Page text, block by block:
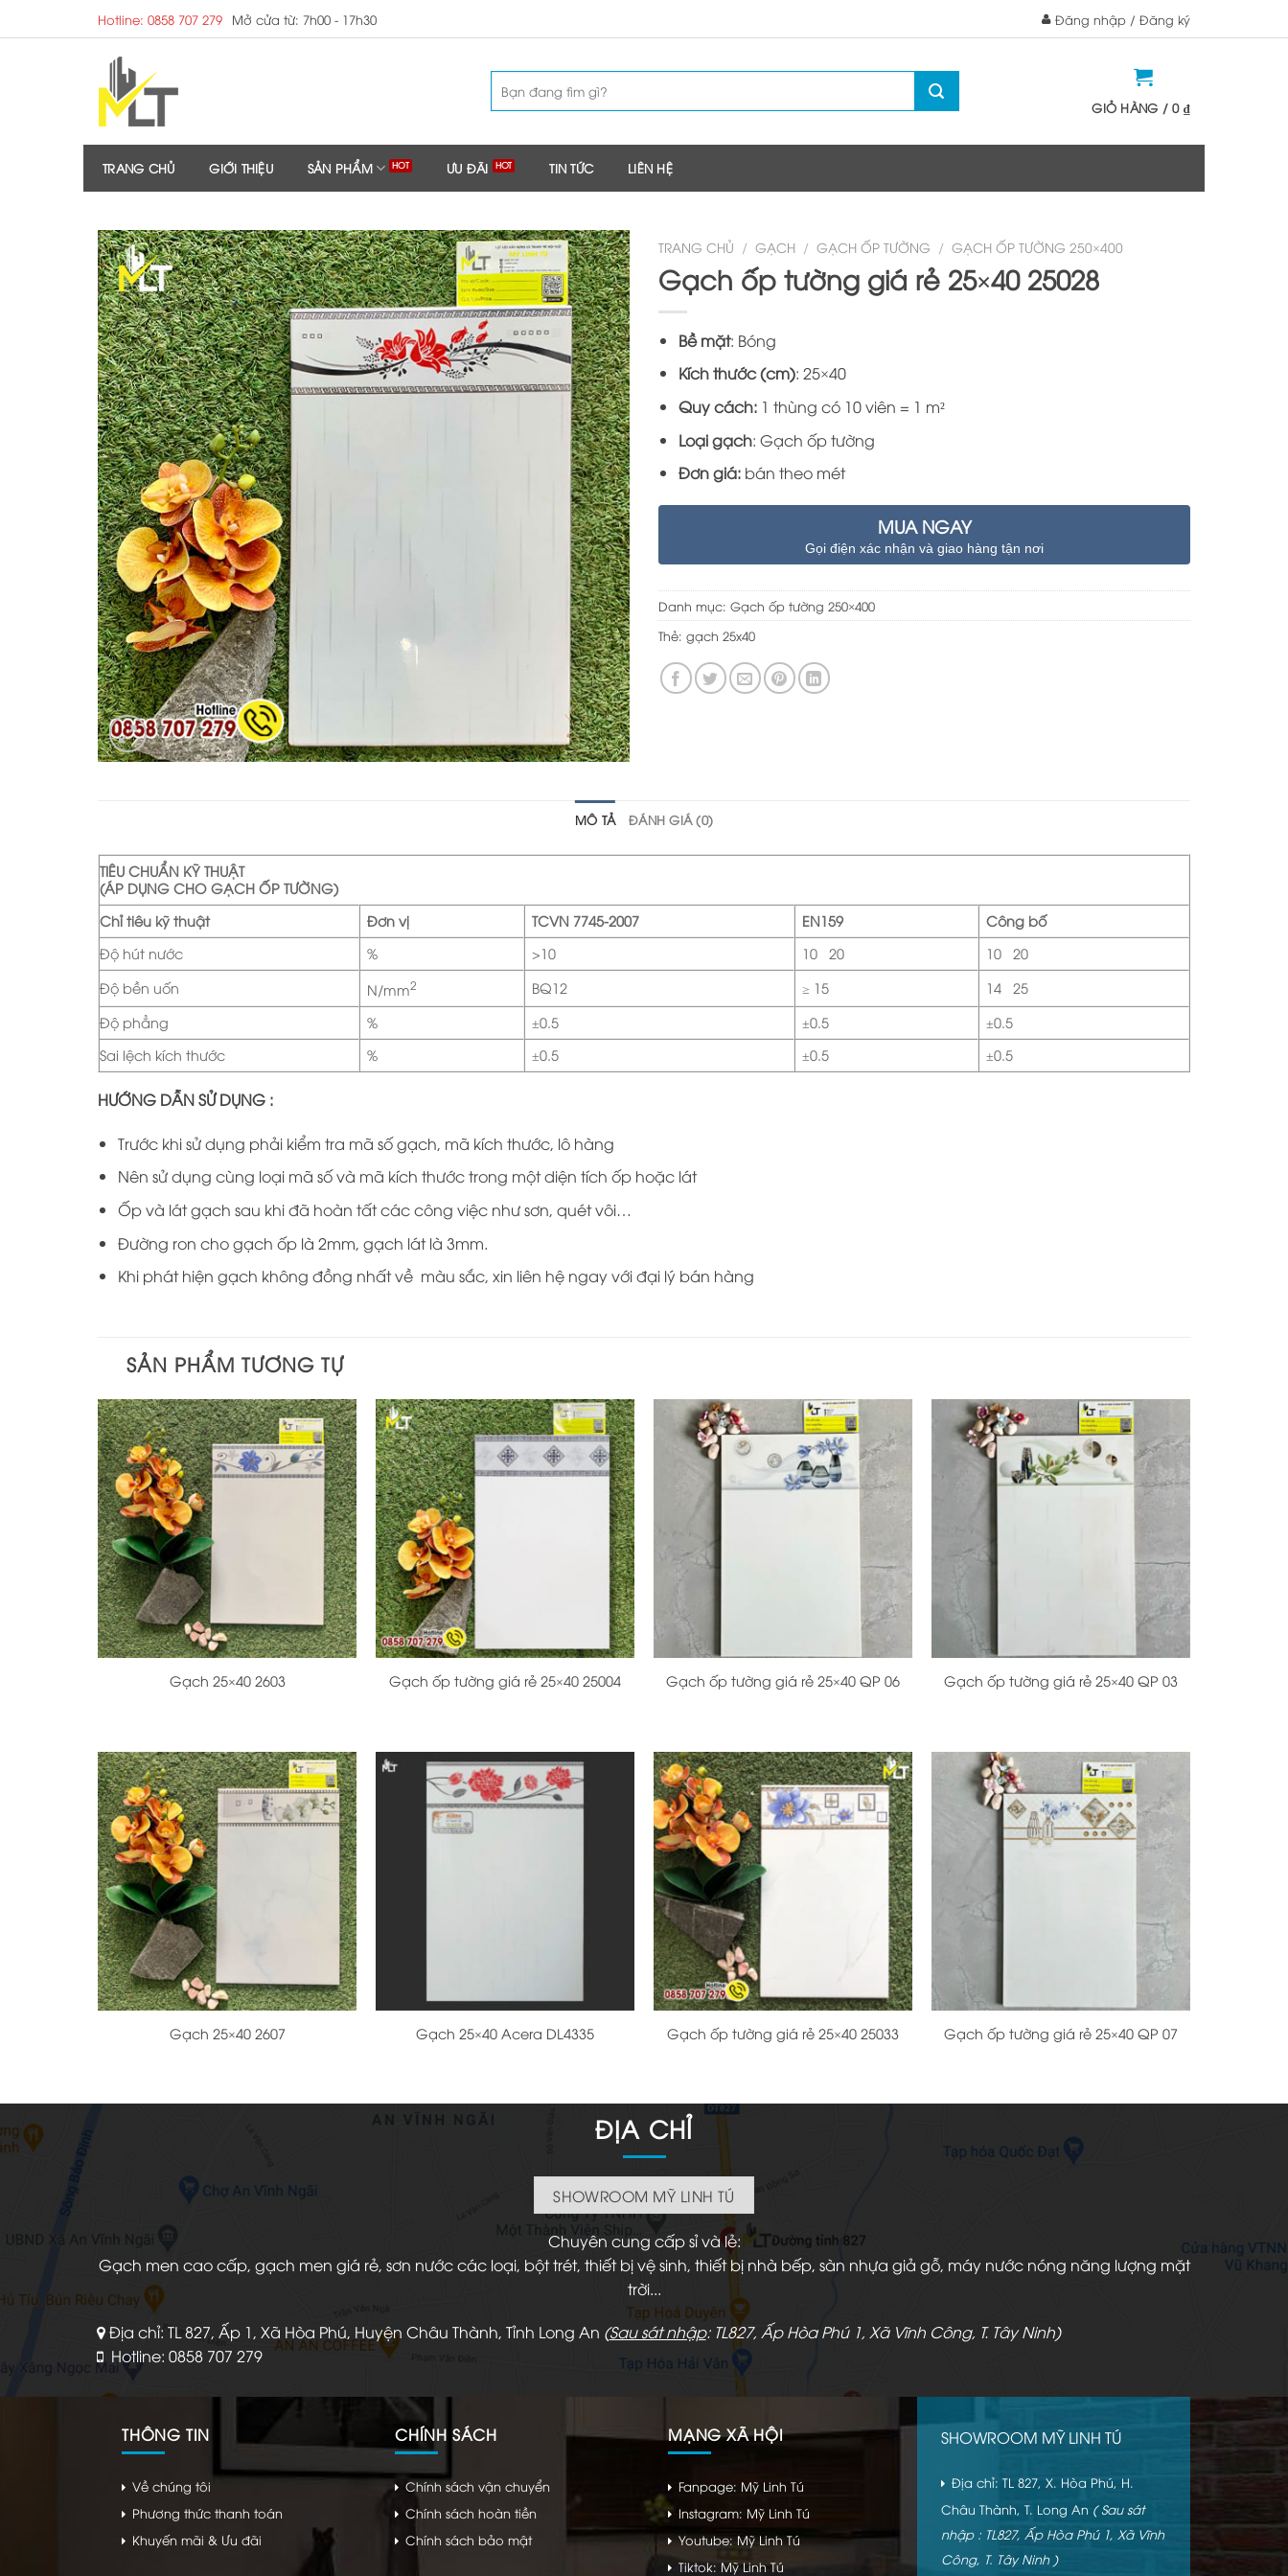
to
Hotline: 0858 707 279 Mở cửa từ: 7h00 - 17h30 Đăng nhập / Đăng ký
kiếm:
GIỎ HÀNG /0 ₫
TRANG CHỦ GIỚI THIỆU SẢN PHẨM ƯU ĐÃI TIN TỨC LIÊN HỆ
TRANG CHỦ / GẠCH / GẠCH ỐP TƯỜNG / GẠCH ỐP TƯỜNG 250×400
Gạch ốp tường giá rẻ 25×40 25028
Bề mặt: Bóng
Kích thước (cm): 25×40
Quy cách:1 thùng có 10 viên = 1 m²
Loại gạch: Gạch ốp tường
Đơn giá:bán theo mét
MUA NGAY
Gọi điện xác nhận và giao hàng tận nơi
Danh mục: Gạch ốp tường 250×400
Thẻ: gạch 25x40
MÔ TẢ ĐÁNH GIÁ (0)
TIÊU CHUẨN KỸ THUẬT
(ÁP DỤNG CHO GẠCH ỐP TƯỜNG)
Chỉ tiêu kỹ thuật
Đơn vị TCVN 7745-2007 EN159
Công bố
Độ hút nước
% >10 10÷20
10÷20
Độ bền uốn
N/mm2 BQ12 ≥ 15
14÷25
Độ phẳng
% ±0.5 ±0.5
±0.5
Sai lệch kích thước
% ±0.5 ±0.5 ±0.5
HƯỚNG DẪN SỬ DỤNG :
Trước khi sử dụng phải kiểm tra mã số gạch, mã kích thước, lô hàng
Nên sử dụng cùng loại mã số và mã kích thước trong một diện tích ốp hoặc lát
Ốp và lát gạch sau khi đã hoàn tất các công việc như sơn, quét vôi…
Đường ron cho gạch ốp là 2mm, gạch lát là 3mm.
Khi phát hiện gạch không đồng nhất về màu sắc, xin liên hệ ngay với đại lý bán hàng
SẢN PHẨM TƯƠNG TỰ
+
Gạch 25×40 2603
+
Gạch ốp tường giá rẻ 25×40 25004 Gạch ốp tường giá rẻ 25×40 QP 06 Gạch ốp tường giá rẻ 25×40 QP 03
+
Gạch 25×40 2607 Gạch 25×40 Acera DL4335
+
Gạch ốp tường giá rẻ 25×40 25033 Gạch ốp tường giá rẻ 25×40 QP 07
ĐỊA CHỈ
SHOWROOM MỸ LINH TÚ
Chuyên cung cấp sỉ và lẻ:
Gạch men cao cấp, gạch men giá rẻ, sơn nước các loại, bột trét, thiết bị vệ sinh, thiết bị nhà bếp, sàn nhựa giả gỗ, máy nước nóng năng lượng mặt
trời...
Địa chỉ: TL 827, Ấp 1, Xã Hòa Phú, Huyện Châu Thành, Tỉnh Long An (Sau sát nhập: TL827, Ấp Hòa Phú 1, Xã Vĩnh Công, T. Tây Ninh)
Hotline: 0858 707 279
THÔNG TIN
Về chúng tôi
Phương thức thanh toán
Khuyến mãi & Ưu đãi
CHÍNH SÁCH
Chính sách vận chuyển
Chính sách hoàn tiền
Chính sách bảo mật
MẠNG XÃ HỘI
Fanpage: Mỹ Linh Tú
Instagram: Mỹ Linh Tú
Youtube: Mỹ Linh Tú
Tiktok: Mỹ Linh Tú
SHOWROOM MỸ LINH TÚ
Địa chỉ: TL 827, X. Hòa Phú, H.
Châu Thành, T. Long An ( Sau sát
nhập : TL827, Ấp Hòa Phú 1, Xã Vĩnh
Công, T. Tây Ninh )